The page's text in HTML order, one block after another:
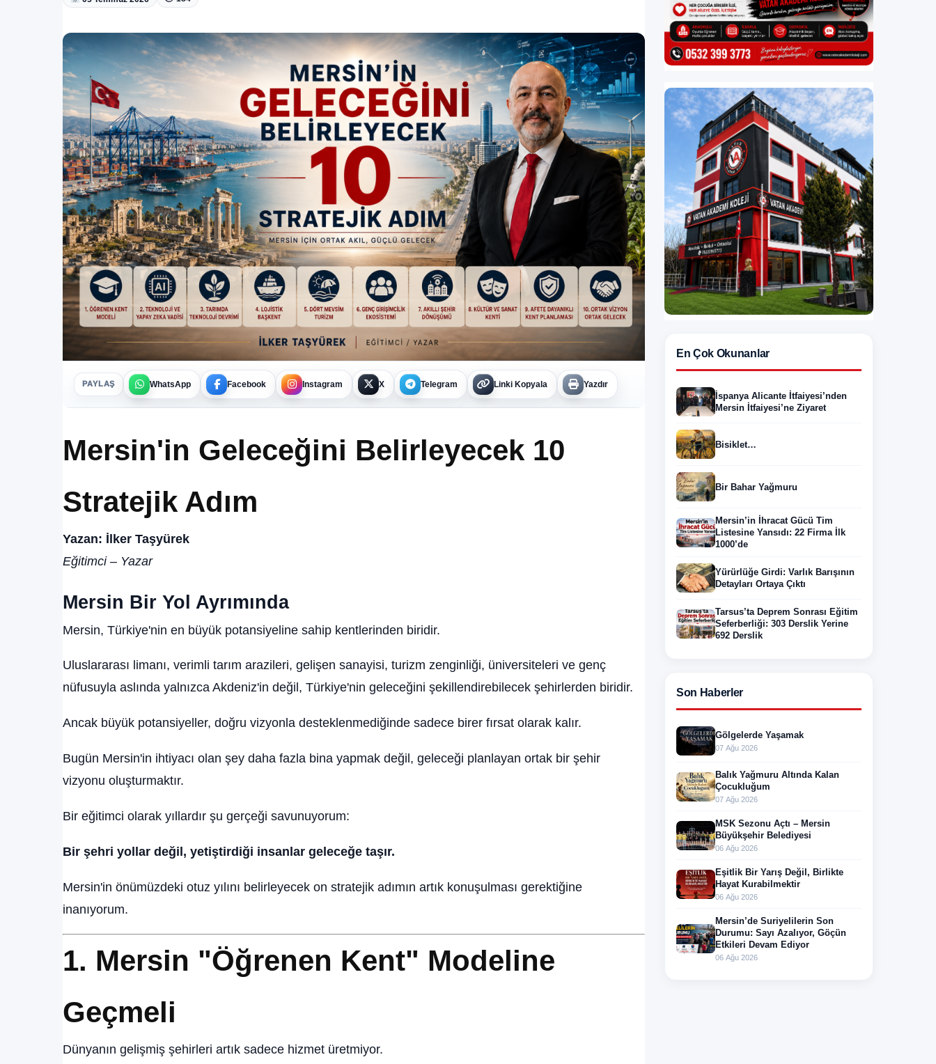
PAYLAŞ WhatsApp Facebook Instagram X Telegram Linki Kopyala Yazdır
Mersin'in Geleceğini Belirleyecek 10
Stratejik Adım
Yazan: İlker Taşyürek
Eğitimci – Yazar
Mersin Bir Yol Ayrımında
Mersin, Türkiye'nin en büyük potansiyeline sahip kentlerinden biridir.
Uluslararası limanı, verimli tarım arazileri, gelişen sanayisi, turizm zenginliği, üniversiteleri ve genç
nüfusuyla aslında yalnızca Akdeniz'in değil, Türkiye'nin geleceğini şekillendirebilecek şehirlerden biridir.
Ancak büyük potansiyeller, doğru vizyonla desteklenmediğinde sadece birer fırsat olarak kalır.
Bugün Mersin'in ihtiyacı olan şey daha fazla bina yapmak değil, geleceği planlayan ortak bir şehir
vizyonu oluşturmaktır.
Bir eğitimci olarak yıllardır şu gerçeği savunuyorum:
Bir şehri yollar değil, yetiştirdiği insanlar geleceğe taşır.
Mersin'in önümüzdeki otuz yılını belirleyecek on stratejik adımın artık konuşulması gerektiğine
inanıyorum.
1. Mersin "Öğrenen Kent" Modeline
Geçmeli
Dünyanın gelişmiş şehirleri artık sadece hizmet üretmiyor.
En Çok Okunanlar
İspanya Alicante İtfaiyesi’nden
Mersin İtfaiyesi’ne Ziyaret
Bisiklet…
Bir Bahar Yağmuru
Mersin’in İhracat Gücü Tim
Listesine Yansıdı: 22 Firma İlk
1000’de
Yürürlüğe Girdi: Varlık Barışının
Detayları Ortaya Çıktı
Tarsus’ta Deprem Sonrası Eğitim
Seferberliği: 303 Derslik Yerine
692 Derslik
Son Haberler
Gölgelerde Yaşamak
07 Ağu 2026
Balık Yağmuru Altında Kalan
Çocukluğum
07 Ağu 2026
MSK Sezonu Açtı – Mersin
Büyükşehir Belediyesi
06 Ağu 2026
Eşitlik Bir Yarış Değil, Birlikte
Hayat Kurabilmektir
06 Ağu 2026
Mersin’de Suriyelilerin Son
Durumu: Sayı Azalıyor, Göçün
Etkileri Devam Ediyor
06 Ağu 2026